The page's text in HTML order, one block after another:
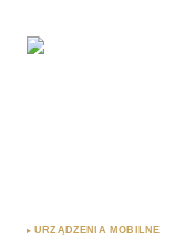
URZĄDZENIA MOBILNE